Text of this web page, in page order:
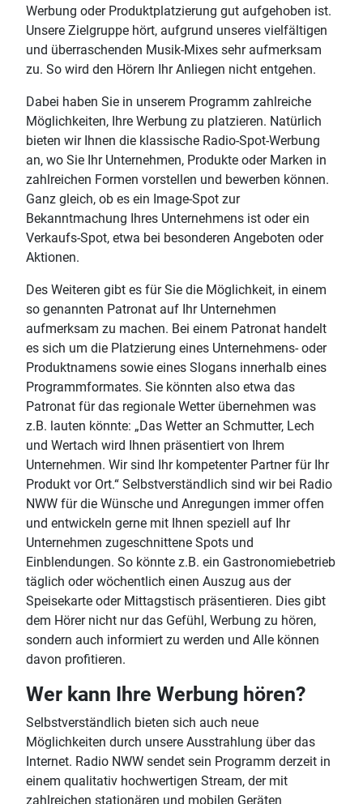
Werbung oder Produktplatzierung gut aufgehoben ist.
Unsere Zielgruppe hört, aufgrund unseres vielfältigen
und überraschenden Musik-Mixes sehr aufmerksam
zu. So wird den Hörern Ihr Anliegen nicht entgehen.
Dabei haben Sie in unserem Programm zahlreiche
Möglichkeiten, Ihre Werbung zu platzieren. Natürlich
bieten wir Ihnen die klassische Radio-Spot-Werbung
an, wo Sie Ihr Unternehmen, Produkte oder Marken in
zahlreichen Formen vorstellen und bewerben können.
Ganz gleich, ob es ein Image-Spot zur
Bekanntmachung Ihres Unternehmens ist oder ein
Verkaufs-Spot, etwa bei besonderen Angeboten oder
Aktionen.
Des Weiteren gibt es für Sie die Möglichkeit, in einem
so genannten Patronat auf Ihr Unternehmen
aufmerksam zu machen. Bei einem Patronat handelt
es sich um die Platzierung eines Unternehmens- oder
Produktnamens sowie eines Slogans innerhalb eines
Programmformates. Sie könnten also etwa das
Patronat für das regionale Wetter übernehmen was
z.B. lauten könnte: „Das Wetter an Schmutter, Lech
und Wertach wird Ihnen präsentiert von Ihrem
Unternehmen. Wir sind Ihr kompetenter Partner für Ihr
Produkt vor Ort.“ Selbstverständlich sind wir bei Radio
NWW für die Wünsche und Anregungen immer offen
und entwickeln gerne mit Ihnen speziell auf Ihr
Unternehmen zugeschnittene Spots und
Einblendungen. So könnte z.B. ein Gastronomiebetrieb
täglich oder wöchentlich einen Auszug aus der
Speisekarte oder Mittagstisch präsentieren. Dies gibt
dem Hörer nicht nur das Gefühl, Werbung zu hören,
sondern auch informiert zu werden und Alle können
davon profitieren.
Wer kann Ihre Werbung hören?
Selbstverständlich bieten sich auch neue
Möglichkeiten durch unsere Ausstrahlung über das
Internet. Radio NWW sendet sein Programm derzeit in
einem qualitativ hochwertigen Stream, der mit
zahlreichen stationären und mobilen Geräten